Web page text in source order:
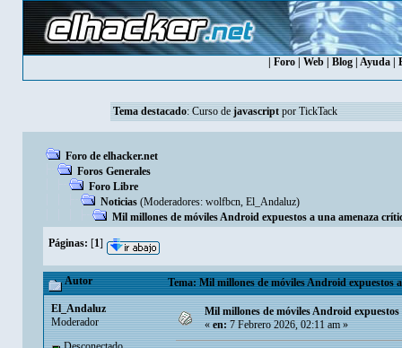
Foro| Web| Blog| Ayuda|
Tema destacado: Curso de javascriptpor TickTack
Foro de elhacker.net
Foros Generales
Foro Libre
Noticias (Moderadores: wolfbcn, El_Andaluz)
Mil millones de móviles Android expuestos a una amenaza
Páginas: [1]
Autor Tema: Mil millones de móviles Android expuestos
El_Andaluz
Moderador
Mil millones de móviles Android
«en:7 Febrero 2026, 02:11 am »